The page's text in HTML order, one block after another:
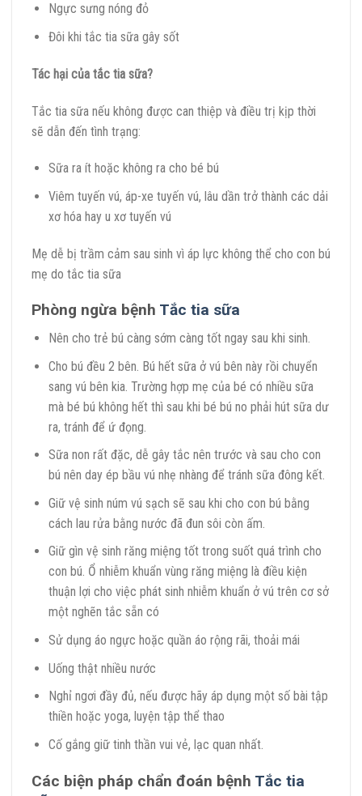
Ngực sưng nóng đỏ
Đôi khi tắc tia sữa gây sốt
Tác hại của tắc tia sữa?
Tắc tia sữa nếu không được can thiệp và điều trị kịp thời
sẽ dẫn đến tình trạng:
Sữa ra ít hoặc không ra cho bé bú
Viêm tuyến vú, áp-xe tuyến vú, lâu dần trở thành các dải
xơ hóa hay u xơ tuyến vú
Mẹ dễ bị trầm cảm sau sinh vì áp lực không thể cho con bú
mẹ do tắc tia sữa
Phòng ngừa bệnh Tắc tia sữa
Nên cho trẻ bú càng sớm càng tốt ngay sau khi sinh.
Cho bú đều 2 bên. Bú hết sữa ở vú bên này rồi chuyển
sang vú bên kia. Trường hợp mẹ của bé có nhiều sữa
mà bé bú không hết thì sau khi bé bú no phải hút sữa dư
ra, tránh để ứ đọng.
Sữa non rất đặc, dễ gây tắc nên trước và sau cho con
bú nên day ép bầu vú nhẹ nhàng để tránh sữa đông kết.
Giữ vệ sinh núm vú sạch sẽ sau khi cho con bú bằng
cách lau rửa bằng nước đã đun sôi còn ấm.
Giữ gìn vệ sinh răng miệng tốt trong suốt quá trình cho
con bú. Ổ nhiễm khuẩn vùng răng miệng là điều kiện
thuận lợi cho việc phát sinh nhiễm khuẩn ở vú trên cơ sở
một nghẽn tắc sẵn có
Sử dụng áo ngực hoặc quần áo rộng rãi, thoải mái
Uống thật nhiều nước
Nghỉ ngơi đầy đủ, nếu được hãy áp dụng một số bài tập
thiền hoặc yoga, luyện tập thể thao
Cố gắng giữ tinh thần vui vẻ, lạc quan nhất.
Các biện pháp chẩn đoán bệnh Tắc tia